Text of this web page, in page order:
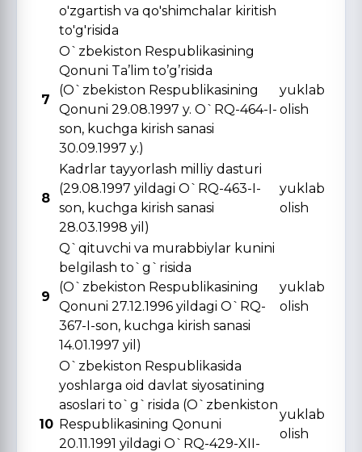
o'zgartish va qo'shimchalar kiritish
to'g'risida
7
O`zbekiston Respublikasining
Qonuni Ta’lim to’g’risida
(O`zbekiston Respublikasining
Qonuni 29.08.1997 y. O`RQ-464-I-
son, kuchga kirish sanasi
30.09.1997 y.)
yuklab
olish
8
Kadrlar tayyorlash milliy dasturi
(29.08.1997 yildagi O`RQ-463-I-
son, kuchga kirish sanasi
28.03.1998 yil)
yuklab
olish
9
Q`qituvchi va murabbiylar kunini
belgilash to`g`risida
(O`zbekiston Respublikasining
Qonuni 27.12.1996 yildagi O`RQ-
367-I-son, kuchga kirish sanasi
14.01.1997 yil)
yuklab
olish
10
O`zbekiston Respublikasida
yoshlarga oid davlat siyosatining
asoslari to`g`risida (O`zbenkiston
Respublikasining Qonuni
20.11.1991 yildagi O`RQ-429-XII-
yuklab
olish